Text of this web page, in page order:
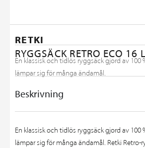
RETKI
RYGGSÄCK RETRO ECO 16
En klassisk och tidlös ryggsäck gjord av
lämpar sig för många ändamål.
Beskrivning
En klassisk och tidlös ryggsäck gjord av
lämpar sig för många ändamål. Retki Retro-